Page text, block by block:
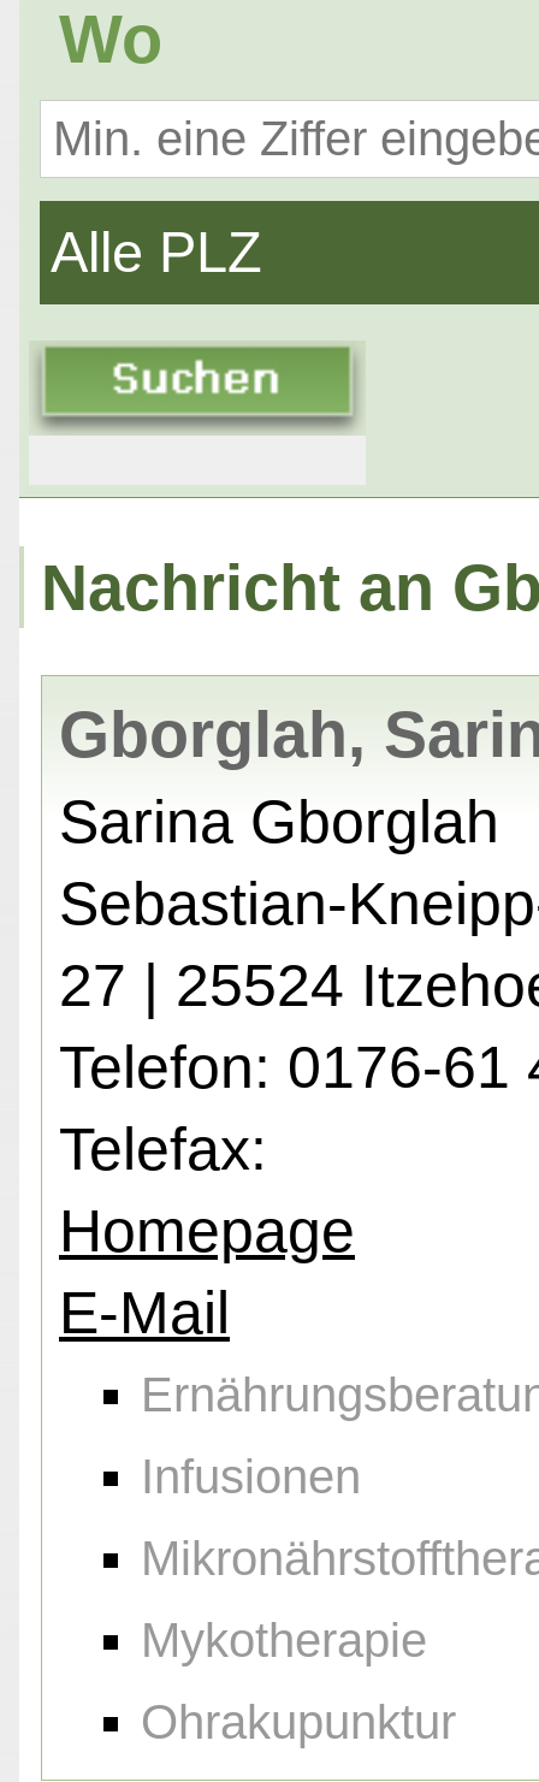
Wo
Alle PLZ
Nachricht an
Gborglah,
Sarina Gborglah
Sebastian-
27 | 25524
Telefon: 0176-61
Telefax:
Homepage
E-Mail
Infusionen
Mykotherapie
Ohrakupunktur